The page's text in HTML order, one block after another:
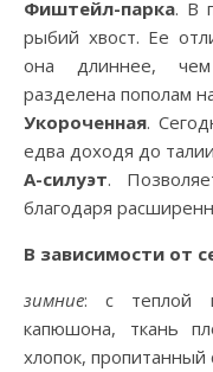
Фиштейл-парка. В
рыбий хвост. Ее
она длиннее,
разделена пополам
Укороченная.
едва доходя до
А-силуэт.
благодаря
В зависимости от
зимние: с теплой
капюшона, ткань
хлопок,